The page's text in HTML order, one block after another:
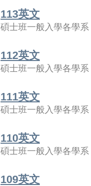
113英文
碩士班一般入學各學系
112英文
碩士班一般入學各學系
111英文
碩士班一般入學各學系
110英文
碩士班一般入學各學系
109英文